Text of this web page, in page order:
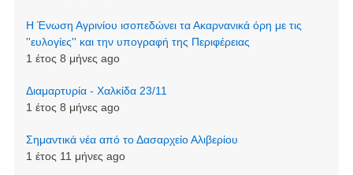
Η Ένωση Αγρινίου ισοπεδώνει τα Ακαρνανικά όρη με τις
''ευλογίες'' και την υπογραφή της Περιφέρειας
1 έτος 8 μήνες ago
Διαμαρτυρία - Χαλκίδα 23/11
1 έτος 8 μήνες ago
Σημαντικά νέα από το Δασαρχείο Αλιβερίου
1 έτος 11 μήνες ago